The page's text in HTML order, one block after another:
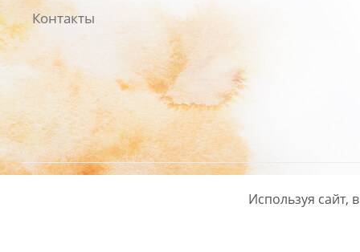
Контакты
Политика
Используя сайт,